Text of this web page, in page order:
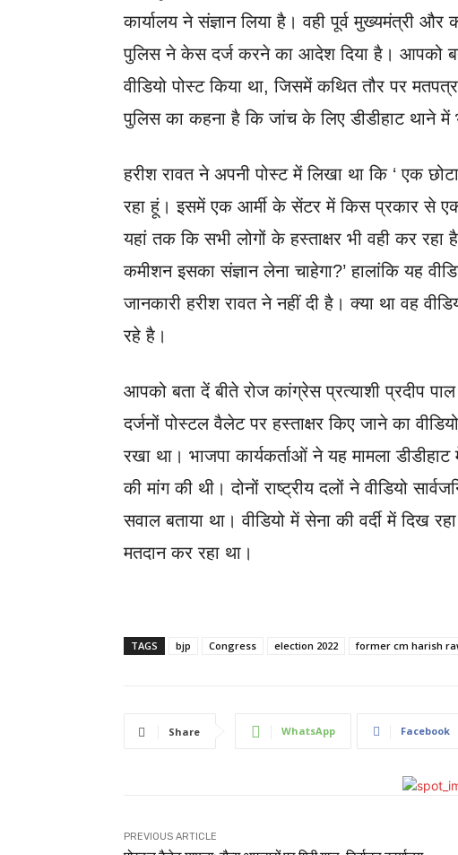
कार्यालय ने संज्ञान लिया है। वही पूर्व मुख्‍यमंत्री
पुलिस ने केस दर्ज करने का आदेश दिया है। आपको
वीडियो पोस्‍ट किया था, जिसमें कथित तौर पर
पुलिस का कहना है कि जांच के लिए डीडीहाट थाने में
हरीश रावत ने अपनी पोस्ट में लिखा था कि ‘ एक
रहा हूं। इसमें एक आर्मी के सेंटर में किस प्रकार से
यहां तक कि सभी लोगों के हस्ताक्षर भी वही कर
कमीशन इसका संज्ञान लेना चाहेगा?’ हालांकि यह
जानकारी हरीश रावत ने नहीं दी है। क्या था वह
रहे है।
आपको बता दें बीते रोज कांग्रेस प्रत्याशी प्रदीप
दर्जनों पोस्टल वैलेट पर हस्ताक्षर किए जाने का
रखा था। भाजपा कार्यकर्ताओं ने यह मामला
की मांग की थी। दोनों राष्ट्रीय दलों ने वीडियो
सवाल बताया था। वीडियो में सेना की वर्दी में दिख
मतदान कर रहा था।
TAGS bjp Congress election 2022 former cm harish
Share WhatsApp Facebook
PREVIOUS ARTICLE